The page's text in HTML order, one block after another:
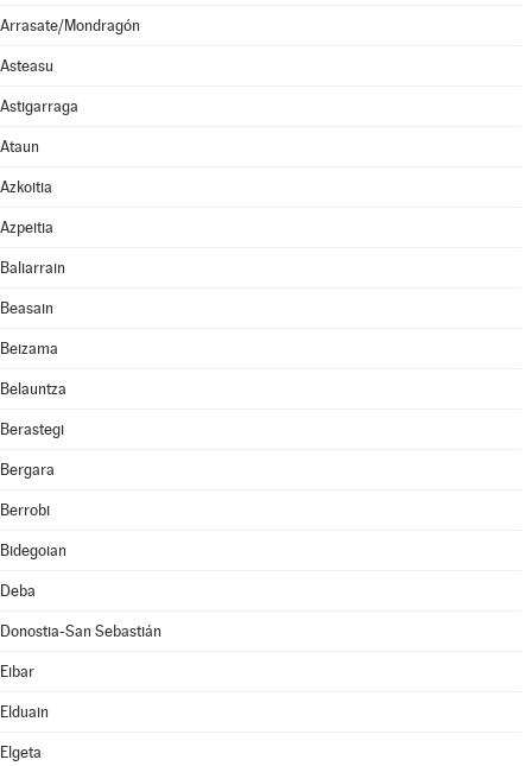
Arrasate/Mondragón
Asteasu
Astigarraga
Ataun
Azkoitia
Azpeitia
Baliarrain
Beasain
Beizama
Belauntza
Berastegi
Bergara
Berrobi
Bidegoian
Deba
Donostia-San Sebastián
Eibar
Elduain
Elgeta